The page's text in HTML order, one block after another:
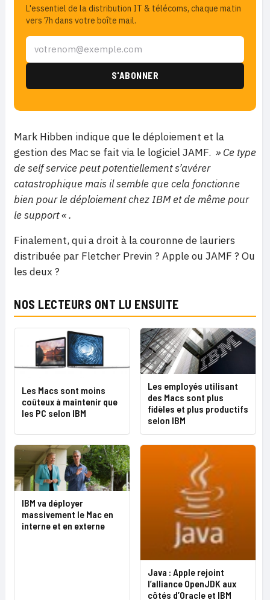
L'essentiel de la distribution IT & télécoms, chaque matin
vers 7h dans votre boîte mail.
Mark Hibben indique que le déploiement et la
gestion des Mac se fait via le logiciel JAMF. » Ce type
de self service peut potentiellement s’avérer
catastrophique mais il semble que cela fonctionne
bien pour le déploiement chez IBM et de même pour
le support « .
Finalement, qui a droit à la couronne de lauriers
distribuée par Fletcher Previn ? Apple ou JAMF ? Ou
les deux ?
NOS LECTEURS ONT LU ENSUITE
Les Macs sont moins
coûteux à maintenir que
les PC selon IBM
Les employés utilisant
des Macs sont plus
fidèles et plus productifs
selon IBM
IBM va déployer
massivement le Mac en
interne et en externe
Java : Apple rejoint
l’alliance OpenJDK aux
côtés d’Oracle et IBM